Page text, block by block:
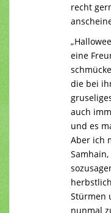
recht
eine
die bei
auch
und es
Aber ich
Stürmen
nunmal